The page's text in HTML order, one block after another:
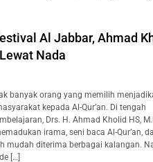
Al Jabbar, Ahmad
Nada
banyak orang yang memilih
kepada Al-Qur’an. Di tengah
Drs. H. Ahmad Kholid HS,
irama, seni baca Al-Qur’an,
mudah diterima berbagai kalangan.
[…]